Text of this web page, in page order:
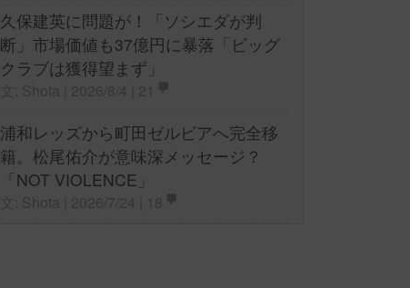
久保建英に問題が！「ソシエダが判
断」市場価値も37億円に暴落「ビッグ
クラブは獲得望まず」
浦和レッズから町田ゼルビアへ完全移
籍。松尾佑介が意味深メッセージ？
「NOT VIOLENCE」